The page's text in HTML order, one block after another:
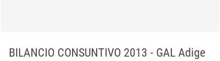
BILANCIO CONSUNTIVO 2013 - GAL Adige